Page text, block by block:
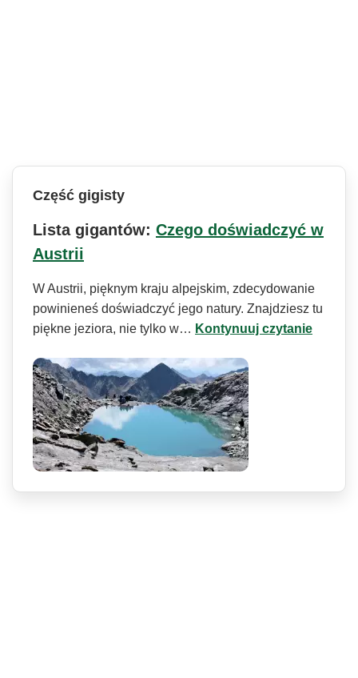
Część gigisty
Lista gigantów: Czego doświadczyć w
Austrii
W Austrii, pięknym kraju alpejskim, zdecydowanie
powinieneś doświadczyć jego natury. Znajdziesz tu
piękne jeziora, nie tylko w… Kontynuuj czytanie